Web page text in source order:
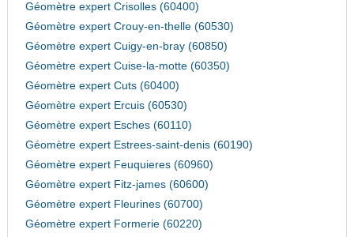
Géomètre expert Crisolles (60400)
Géomètre expert Crouy-en-thelle (60530)
Géomètre expert Cuigy-en-bray (60850)
Géomètre expert Cuise-la-motte (60350)
Géomètre expert Cuts (60400)
Géomètre expert Ercuis (60530)
Géomètre expert Esches (60110)
Géomètre expert Estrees-saint-denis (60190)
Géomètre expert Feuquieres (60960)
Géomètre expert Fitz-james (60600)
Géomètre expert Fleurines (60700)
Géomètre expert Formerie (60220)